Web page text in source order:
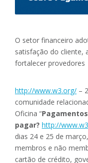
O setor financeiro
satisfação do cliente,
fortalecer provedores
http://www.w3.org/ –
comunidade
Oficina “
pagar? http://
dias 24 e 25 de
membros e não
cartão de crédito,